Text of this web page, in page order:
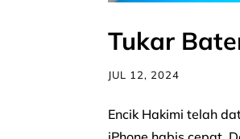
Tukar
JUL 12, 2024
Encik Hakimi telah